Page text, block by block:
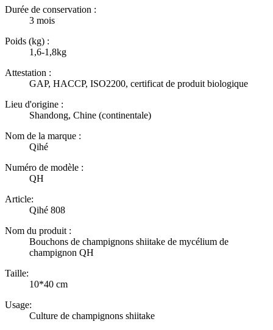
Durée de conservation :
3 mois
Poids (kg) :
1,6-1,8kg
Attestation :
GAP, HACCP, ISO2200, certificat de produit biologique
Lieu d'origine :
Shandong, Chine (continentale)
Nom de la marque :
Qihé
Numéro de modèle :
QH
Article:
Qihé 808
Nom du produit :
Bouchons de champignons shiitake de mycélium de
champignon QH
Taille:
10*40 cm
Usage:
Culture de champignons shiitake